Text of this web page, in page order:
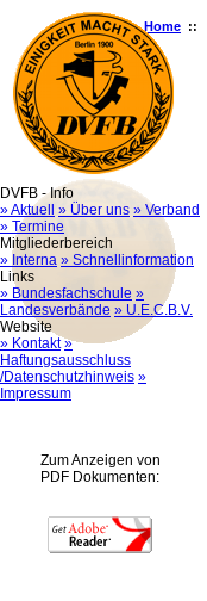
Home ::
DVFB - Info
» Aktuell
» Über uns » Verband
» Termine
Mitgliederbereich
» Interna » Schnellinformation
Links
» Bundesfachschule »
Landesverbände » U.E.C.B.V.
Website
» Kontakt »
Haftungsausschluss
/Datenschutzhinweis »
Impressum
Zum Anzeigen von
PDF Dokumenten: